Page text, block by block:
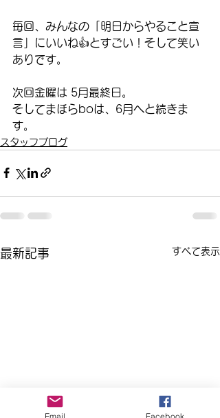
毎回、みんなの「明日からやること宣
言」にいいね👍とすごい！そして笑い
ありです。
次回金曜は 5月最終日。
そしてまほらboは、6月へと続きま
す。
スタッフブログ
最新記事 すべて表示
Email Facebook